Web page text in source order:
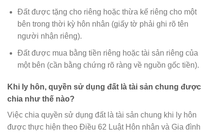
Đất được tặng cho riêng hoặc thừa kế riêng cho một
bên trong thời kỳ hôn nhân (giấy tờ phải ghi rõ tên
người nhận riêng).
Đất được mua bằng tiền riêng hoặc tài sản riêng của
một bên (cần bằng chứng rõ ràng về nguồn gốc tiền).
Khi ly hôn, quyền sử dụng đất là tài sản chung được
chia như thế nào?
Việc chia quyền sử dụng đất là tài sản chung khi ly hôn
được thực hiện theo Điều 62 Luật Hôn nhân và Gia đình